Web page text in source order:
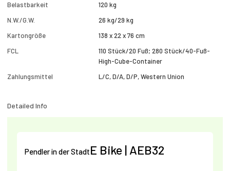
Belastbarkeit
120 kg
N.W./G.W.
26 kg/29 kg
Kartongröße
138 x 22 x 76 cm
FCL
110 Stück/20 Fuß; 280 Stück/40-Fuß-
High-Cube-Container
Zahlungsmittel
L/C, D/A, D/P, Western Union
Detailed Info
Pendler in der StadtE Bike | AEB32